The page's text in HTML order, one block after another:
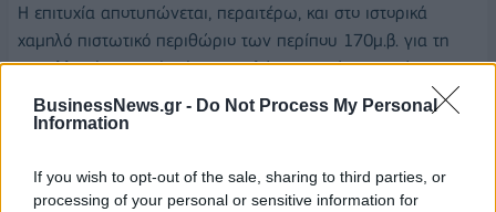
BusinessNews.gr - Do Not Process My Personal
Information
If you wish to opt-out of the sale, sharing to third parties, or
processing of your personal or sensitive information for
Η επιτυχία αποτυπώνεται, περαιτέρω, και στο ιστορικά
χαμηλό πιστωτικό περιθώριο των περίπου 170μ.β. για τη
συναλλαγή, το οποίο είναι χαμηλότερο κατά περισσότερες
από 50μ.β. σε σχέση με το αντίστοιχο περιθώριο της έκδοσης
του Απρίλιο 2024 και χαμηλότερο κατά περισσότερες από
2023.